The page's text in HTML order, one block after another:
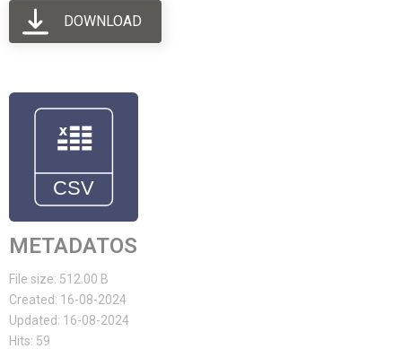
DOWNLOAD
METADATOS
File size: 512.00 B
Created: 16-08-2024
Updated: 16-08-2024
Hits: 59